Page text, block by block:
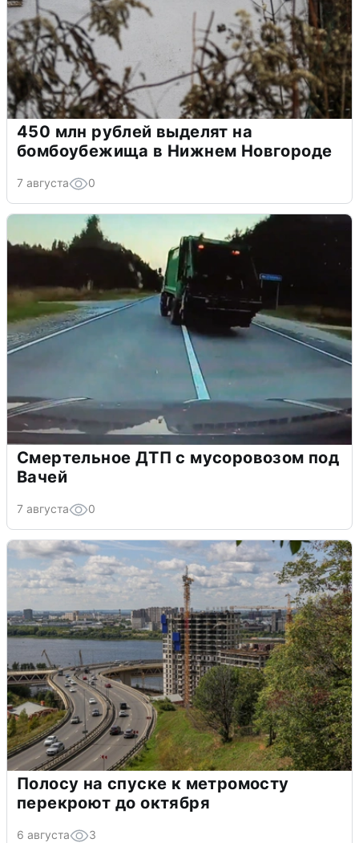
450 млн рублей выделят на
бомбоубежища в Нижнем Новгороде
7 августа 0
Смертельное ДТП с мусоровозом под
Вачей
7 августа 0
Полосу на спуске к метромосту
перекроют до октября
6 августа 3